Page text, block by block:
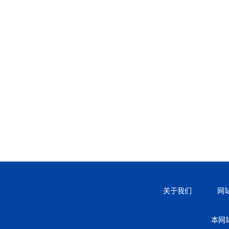
关于我们 网
本网